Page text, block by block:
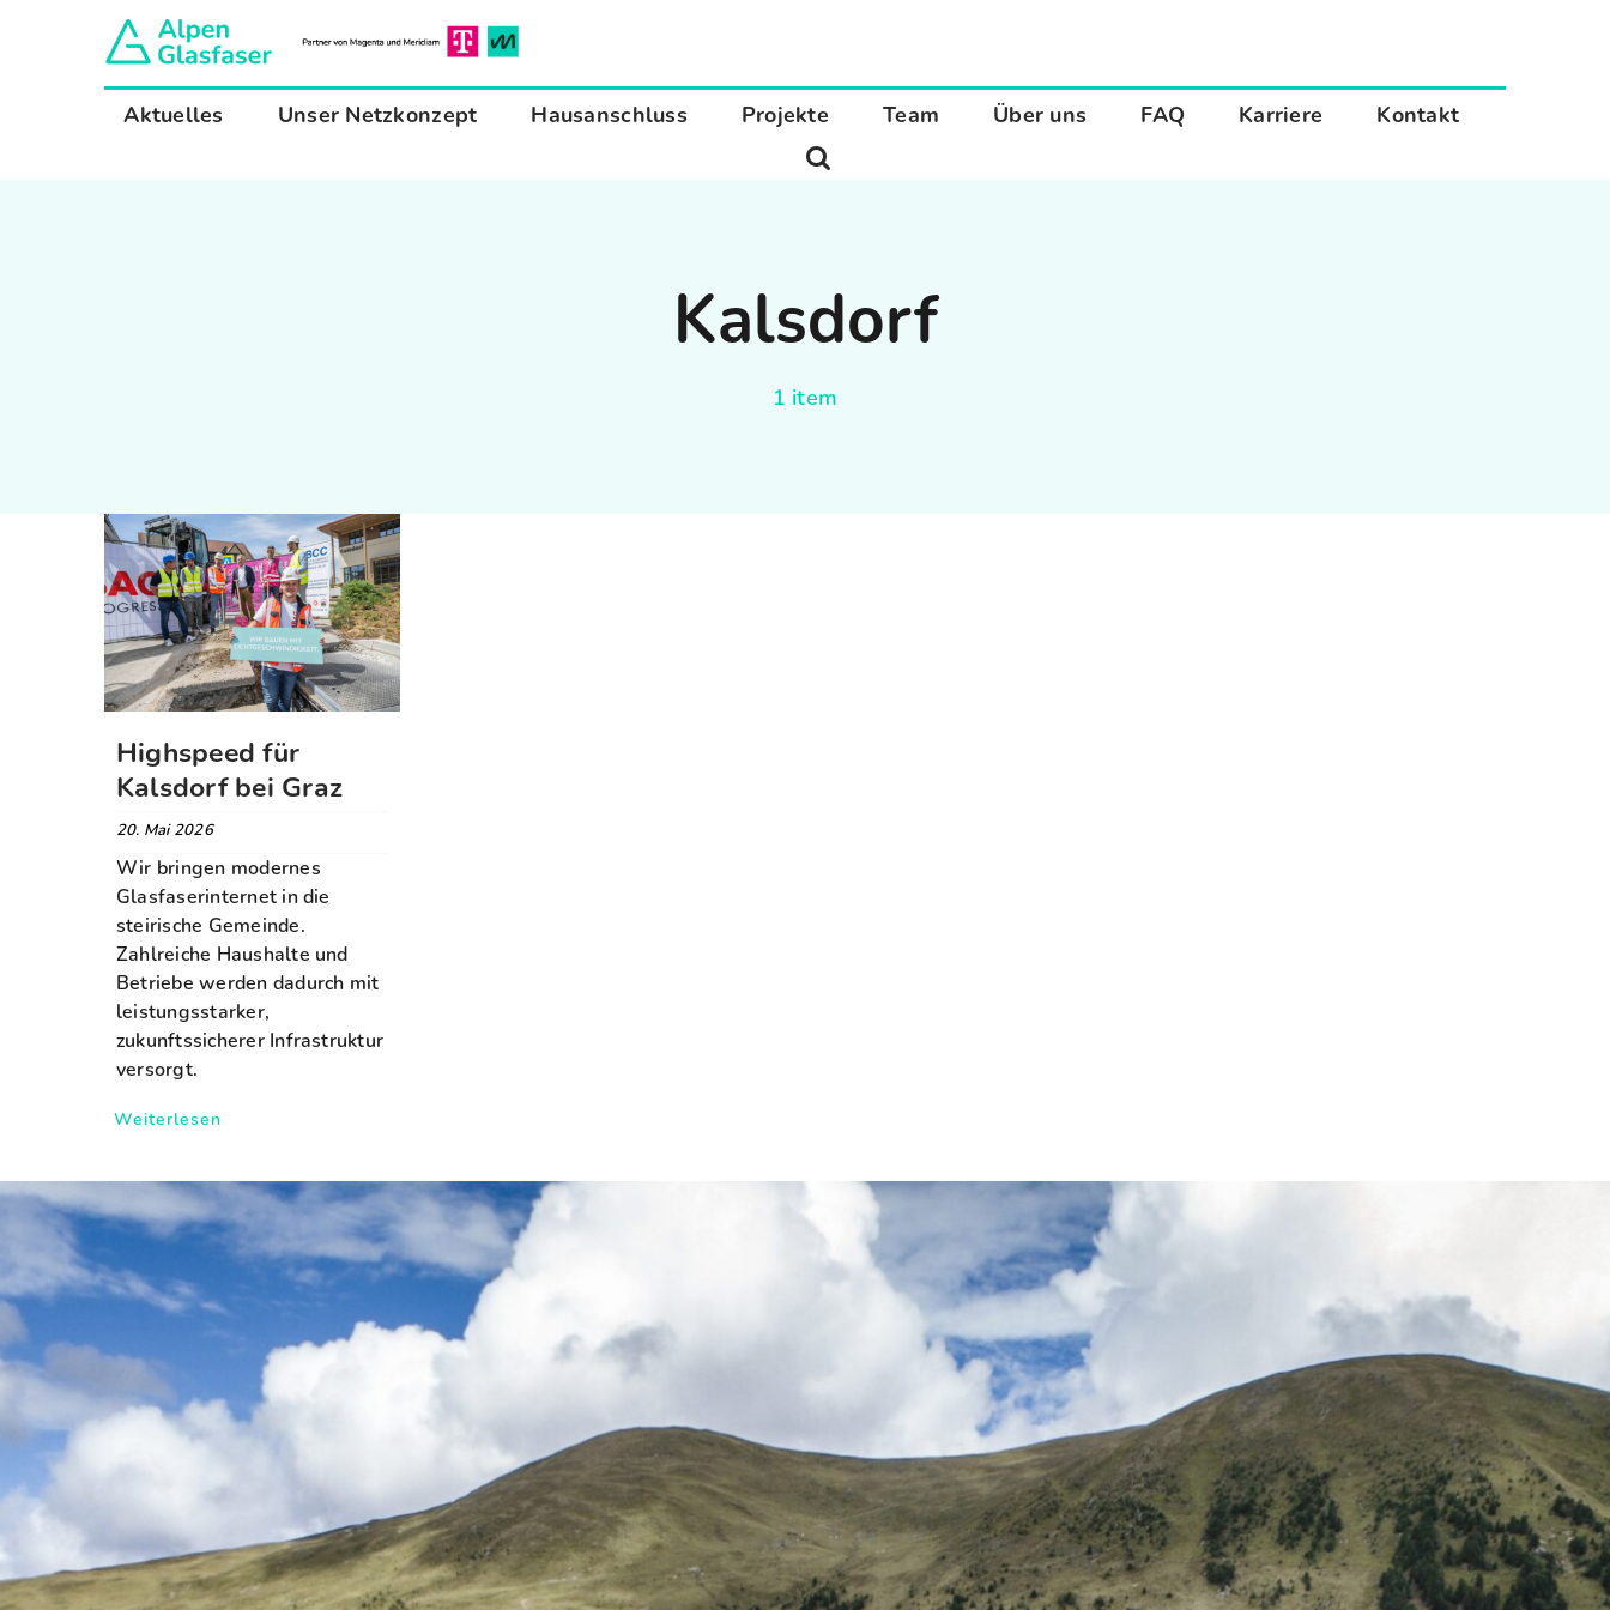
Aktuelles Unser Netzkonzept Hausanschluss Projekte Team Über uns FAQ Karriere Kontakt
Kalsdorf
1 item
Highspeed für
Kalsdorf bei Graz
20. Mai 2026
Wir bringen modernes
Glasfaserinternet in die
steirische Gemeinde.
Zahlreiche Haushalte und
Betriebe werden dadurch mit
leistungsstarker,
zukunftssicherer Infrastruktur
versorgt.
Weiterlesen